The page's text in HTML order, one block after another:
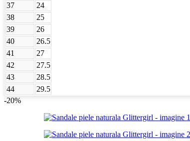
37
24
38
25
39
26
40
26.5
41
27
42
27.5
43
28.5
44
29.5
-20%